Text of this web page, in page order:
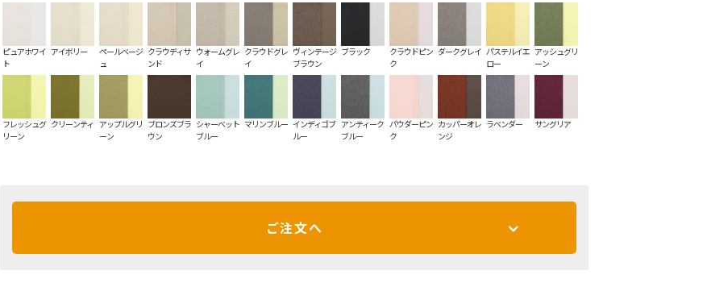
ピュアホワイ
ト
アイボリー
ペールベージ
ュ
クラウディサ
ンド
ウォームグレ
イ
クラウドグレ
イ
ヴィンテージ
ブラウン
ブラック
クラウドピン
ク
ダークグレイ パステルイエ
ロー
アッシュグリ
ーン
フレッシュグ
リーン
クリーンティ
アップルグリ
ーン
ブロンズブラ
ウン
シャーベット
ブルー
マリンブルー インディゴブ
ルー
アンティーク
ブルー
パウダーピン
ク
カッパーオレ
ンジ
ラベンダー サングリア
ご注文へ